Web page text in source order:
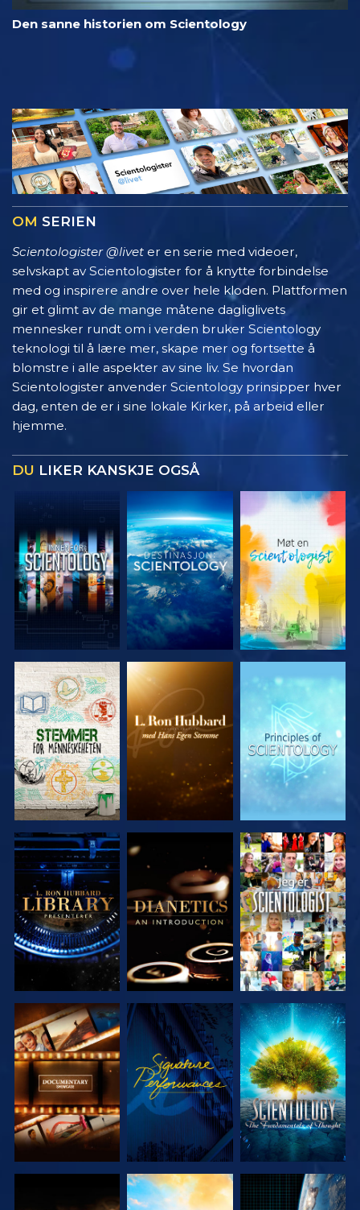
Den sanne historien om Scientology
OM SERIEN
Scientologister @livet er en serie med videoer,
selvskapt av Scientologister for å knytte forbindelse
med og inspirere andre over hele kloden. Plattformen
gir et glimt av de mange måtene dagliglivets
mennesker rundt om i verden bruker Scientology
teknologi til å lære mer, skape mer og fortsette å
blomstre i alle aspekter av sine liv. Se hvordan
Scientologister anvender Scientology prinsipper hver
dag, enten de er i sine lokale Kirker, på arbeid eller
hjemme.
DU LIKER KANSKJE OGSÅ
UTFORSK
SERIEN
UTFORSK
SERIEN
UTFORSK
SERIEN
UTFORSK
SERIEN
UTFORSK
SERIEN
SE
UTFORSK
SERIEN
SE
UTFORSK
SERIEN